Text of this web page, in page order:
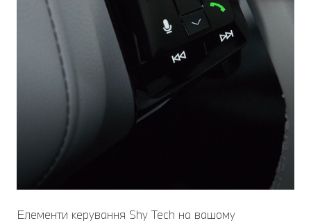
Елементи керування Shy Tech на вашому